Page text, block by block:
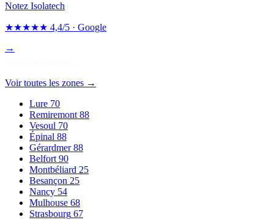
Notez Isolatech
★★★★★ 4,4/5 · Google
→
Voir toutes les zones →
Lure 70
Remiremont 88
Vesoul 70
Épinal 88
Gérardmer 88
Belfort 90
Montbéliard 25
Besançon 25
Nancy 54
Mulhouse 68
Strasbourg 67